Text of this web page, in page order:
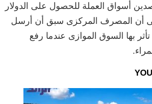
أسواق العملة للحصول على الدولار
أن المصرف المركزى سبق أن أرسل
بها السوق الموازى عندما رفع